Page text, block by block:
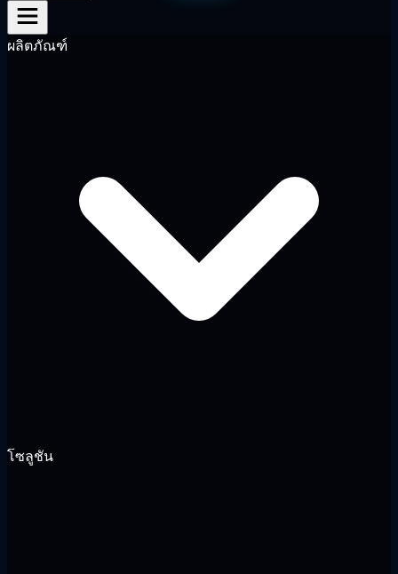
ผลิตภัณฑ์
โซลูชัน